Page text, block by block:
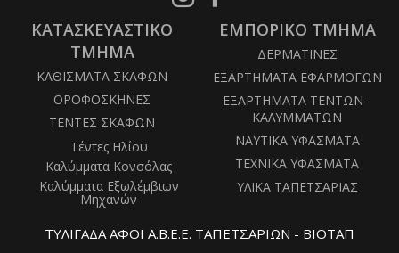
on
Facebook
ΚΑΤΑΣΚΕΥΑΣΤΙΚΟ
ΤΜΗΜΑ
ΚΑΘΙΣΜΑΤΑ ΣΚΑΦΩΝ
ΟΡΟΦΟΣΚΗΝΕΣ
ΤΕΝΤΕΣ ΣΚΑΦΩΝ
Τέντες Ηλίου
Καλύμματα Κονσόλας
Καλύμματα Εξωλέμβιων
Μηχανών
ΕΜΠΟΡΙΚΟ ΤΜΗΜΑ
ΔΕΡΜΑΤΙΝΕΣ
ΕΞΑΡΤΗΜΑΤΑ ΕΦΑΡΜΟΓΩΝ
ΕΞΑΡΤΗΜΑΤΑ ΤΕΝΤΩΝ -
ΚΑΛΥΜΜΑΤΩΝ
ΝΑΥΤΙΚΑ ΥΦΑΣΜΑΤΑ
ΤΕΧΝΙΚΑ ΥΦΑΣΜΑΤΑ
ΥΛΙΚΑ ΤΑΠΕΤΣΑΡΙΑΣ
ΤΥΛΙΓΑΔΑ ΑΦΟΙ Α.Β.Ε.Ε. ΤΑΠΕΤΣΑΡΙΩΝ - ΒΙΟΤΑΠ